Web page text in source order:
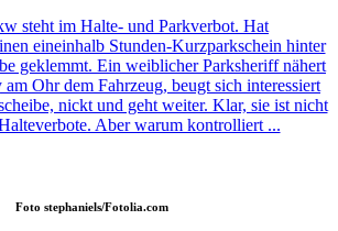
steht im Halte- und Parkverbot. Hat
eineinhalb Stunden-Kurzparkschein hinter
geklemmt. Ein weiblicher Parksheriff nähert
Ohr dem Fahrzeug, beugt sich interessiert
nickt und geht weiter. Klar, sie ist nicht
Aber warum kontrolliert ...
Foto stephaniels/Fotolia.com